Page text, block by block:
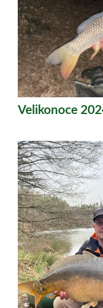
Velikonoce